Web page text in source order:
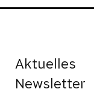
Aktuelles
Newsletter